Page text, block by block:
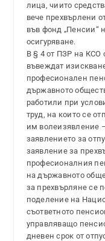
лица, чиито
вече прехвърлени
във фонд „Пенсии“
осигуряване.
В § 4 от ПЗР на КСО
въвеждат
професионален
държавното
работили при
труд, на които се
им волеизявление
заявлението за
заявление за
професионалния
на държавното
за прехвърляне се
поделение на
съответното
управляващо
дневен срок от